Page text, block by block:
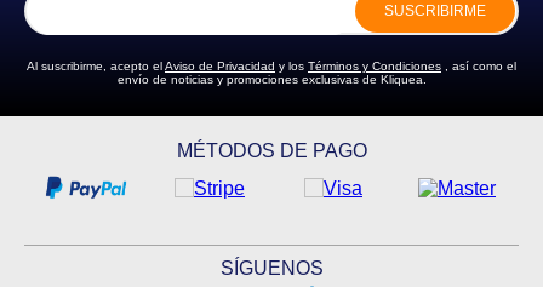
SUSCRIBIRME
Al suscribirme, acepto elAviso de Privacidad y los Términos y Condiciones , así como el
envío de noticias y promociones exclusivas de Kliquea.
MÉTODOS DE PAGO
SÍGUENOS